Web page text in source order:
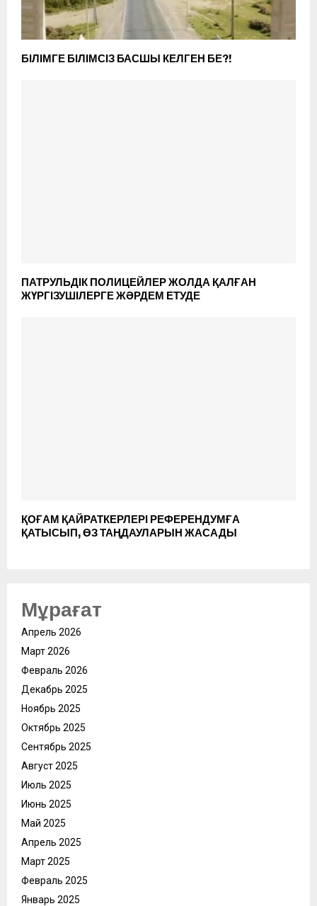
БІЛІМГЕ БІЛІМСІЗ БАСШЫ КЕЛГЕН БЕ?!
ПАТРУЛЬДІК ПОЛИЦЕЙЛЕР ЖОЛДА ҚАЛҒАН
ЖҮРГІЗУШІЛЕРГЕ ЖӘРДЕМ ЕТУДЕ
ҚОҒАМ ҚАЙРАТКЕРЛЕРІ РЕФЕРЕНДУМҒА
ҚАТЫСЫП, ӨЗ ТАҢДАУЛАРЫН ЖАСАДЫ
Мұрағат
Апрель 2026
Март 2026
Февраль 2026
Декабрь 2025
Ноябрь 2025
Октябрь 2025
Сентябрь 2025
Август 2025
Июль 2025
Июнь 2025
Май 2025
Апрель 2025
Март 2025
Февраль 2025
Январь 2025